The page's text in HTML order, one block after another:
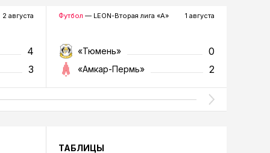
2 августа
4
3
Футбол — LEON-Вторая лига «А» 1 августа
«Тюмень» 0
«Амкар-Пермь» 2
ТАБЛИЦЫ